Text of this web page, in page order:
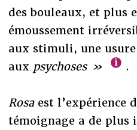
des bouleaux, et plus
émoussement
aux stimuli, une
aux psychoses » .
Rosa est l’expérience
témoignage a de plus